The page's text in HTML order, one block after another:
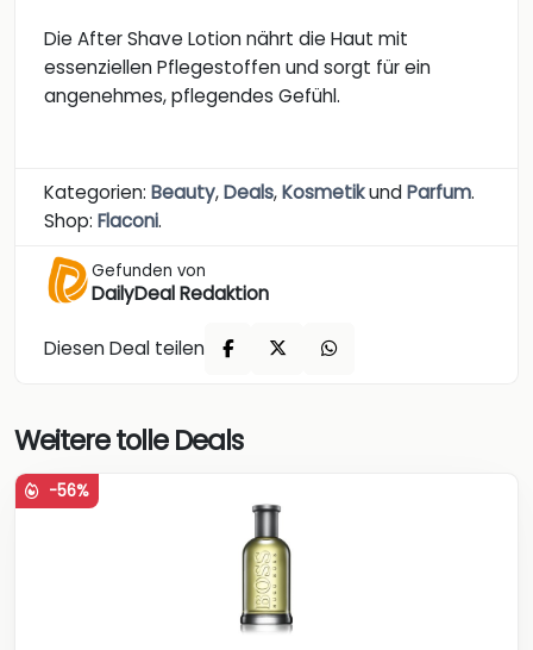
Die After Shave Lotion nährt die Haut mit
essenziellen Pflegestoffen und sorgt für ein
angenehmes, pflegendes Gefühl.
Kategorien: Beauty,Deals,KosmetikundParfum.
Shop: Flaconi.
Gefunden von
DailyDeal Redaktion
Diesen Deal teilen
Weitere tolle Deals
-56%